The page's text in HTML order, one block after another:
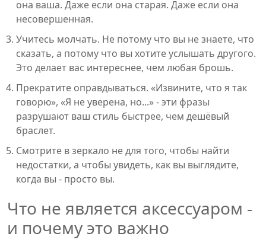
она ваша. Даже если она старая. Даже если она
несовершенная.
Учитесь молчать. Не потому что вы не знаете, что
сказать, а потому что вы хотите услышать другого.
Это делает вас интереснее, чем любая брошь.
Прекратите оправдываться. «Извините, что я так
говорю», «Я не уверена, но...» - эти фразы
разрушают ваш стиль быстрее, чем дешёвый
браслет.
Смотрите в зеркало не для того, чтобы найти
недостатки, а чтобы увидеть, как вы выглядите,
когда вы - просто вы.
Что не является аксессуаром -
и почему это важно